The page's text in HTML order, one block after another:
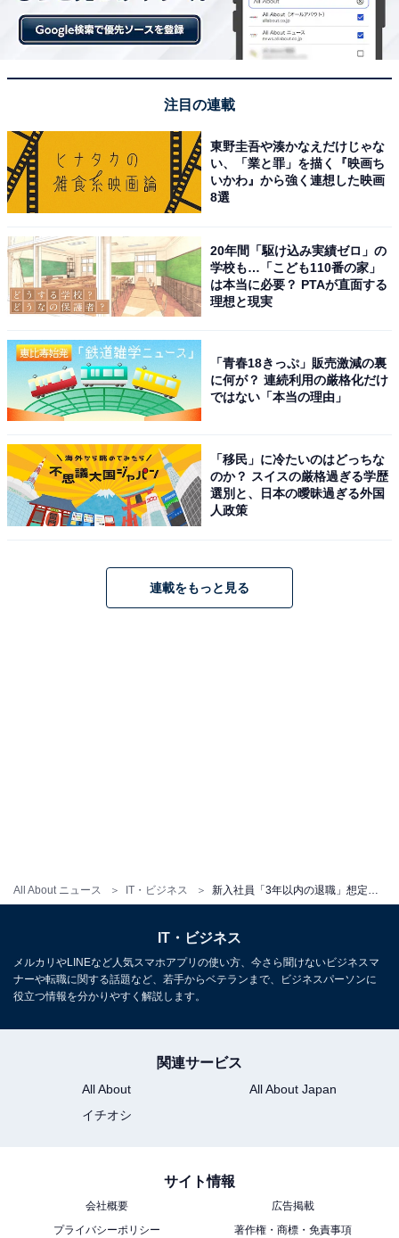
All About ニュース IT・ビジネス
に合った働き方」を重視
今の会社で、長く働くと思わない理由
10年以内に離職したい人の理由としては、男性の1位が
「転職でキャリアアップしていきたいから」（37.6％）
でした。女性の1位は「ライフステージに合わせて働き
退職意向のある男性は「給料がいまいちだから（今後も
期待できない）」（35.9％）「色々な会社で経験を積ん
よりも結婚や出産に伴い「働き方を変えること」を重視
する様子がうかがえました。
仕事において、「オンラインの打合せ」と「対面の打合せ」のどちらが気軽
と感じるか
仕事において、「オンラインの打合せ」（19.3％）より
も「対面の打合せ」（50.9％）のほうが気楽だと感じる
「仕事から逃げた方法」ランキング！ 3位は「仕事を他
の人に任せた」、2位は「退職した」、1位は？
注目の連載
東野圭吾や湊かなえだけじゃな
い、「業と罪」を描く『映画ち
いかわ』から強く連想した映画
8選
20年間「駆け込み実績ゼロ」の
学校も…「こども110番の家」
は本当に必要？ PTAが直面する
理想と現実
「青春18きっぷ」販売激減の裏
に何が？ 連続利用の厳格化だけ
ではない「本当の理由」
「移民」に冷たいのはどっちな
のか？ スイスの厳格過ぎる学歴
選別と、日本の曖昧過ぎる外国
人政策
連載をもっと見る
IT・ビジネス
メルカリやLINEなど人気スマホアプリの使い方、今さら聞けないビジネスマ
ナーや転職に関する話題など、若手からベテランまで、ビジネスパーソンに
役立つ情報を分かりやすく解説します。
関連サービス
All About
All About Japan
イチオシ
サイト情報
会社概要
広告掲載
プライバシーポリシー
著作権・商標・免責事項